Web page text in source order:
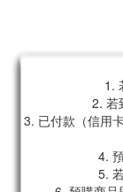
1.
2. 若
3. 已付款（信用
4.
5.